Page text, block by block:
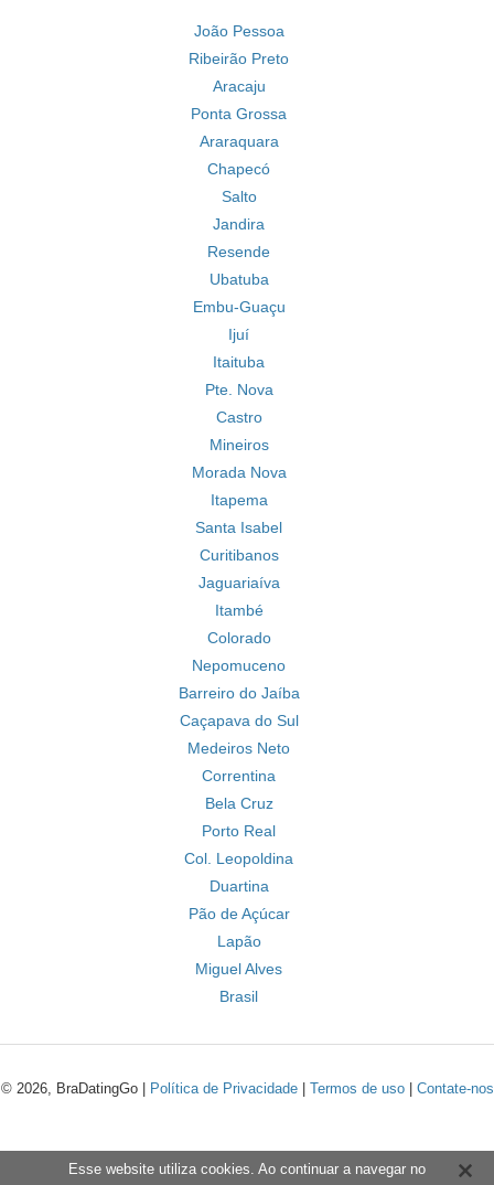
João Pessoa
Ribeirão Preto
Aracaju
Ponta Grossa
Araraquara
Chapecó
Salto
Jandira
Resende
Ubatuba
Embu-Guaçu
Ijuí
Itaituba
Pte. Nova
Castro
Mineiros
Morada Nova
Itapema
Santa Isabel
Curitibanos
Jaguariaíva
Itambé
Colorado
Nepomuceno
Barreiro do Jaíba
Caçapava do Sul
Medeiros Neto
Correntina
Bela Cruz
Porto Real
Col. Leopoldina
Duartina
Pão de Açúcar
Lapão
Miguel Alves
Brasil
© 2026, BraDatingGo | Política de Privacidade| Termos de uso| Contate-nos
Esse website utiliza cookies. Ao continuar a navegar no